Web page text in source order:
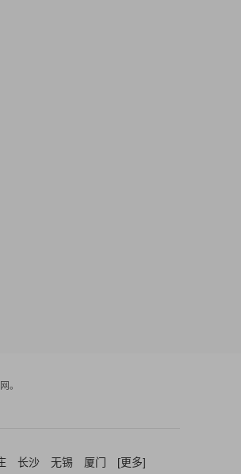
。
长沙 无锡 厦门 [更多]